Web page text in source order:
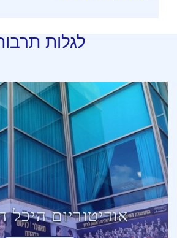
לגלות
אודיטוריום היכל